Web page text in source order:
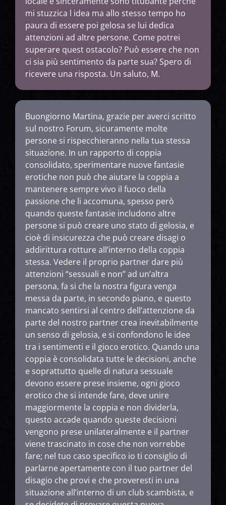
mi stuzzica l idea ma allo stesso tempo ho
paura di essere poi gelosa se lui dedica
attenzioni ad altre persone. Come potrei
superare quest ostacolo? Può essere che non
ci sia più sentimento da parte sua? Spero di
ricevere una risposta. Un saluto, M.
Buongiorno Martina, grazie per averci scritto
sul nostro Forum, sicuramente molte
persone si rispecchieranno nella tua stessa
situazione. In un rapporto di coppia
consolidato, sperimentare nuove fantasie
erotiche non può che aiutare la coppia a
mantenere sempre vivo il fuoco della
passione che li accomuna, spesso però
quando queste fantasie includono altre
persone si può creare uno stato di gelosia, e
cioè di insicurezza che può creare disagi o
addirittura rotture all’interno della coppia
stessa. Vedere il proprio partner dare più
attenzioni “sessuali e non” ad un’altra
persona, fa si che la nostra figura venga
messa da parte, in secondo piano, e questo
mancato sentirsi al centro dell’attenzione da
parte del nostro partner crea inevitabilmente
un senso di gelosia, e si confondono le idee
tra i sentimenti e il gioco erotico. Quando una
coppia è consolidata tutte le decisioni, anche
e soprattutto quelle di natura sessuale
devono essere prese insieme, ogni gioco
erotico che si intende fare, deve unire
maggiormente la coppia e non dividerla,
questo accade quando queste decisioni
vengono prese unilateralmente e il partner
viene trascinato in cose che non vorrebbe
fare; nel tuo caso specifico io ti consiglio di
parlarne apertamente con il tuo partner del
disagio che provi e che proveresti in una
situazione all’interno di un club scambista, e